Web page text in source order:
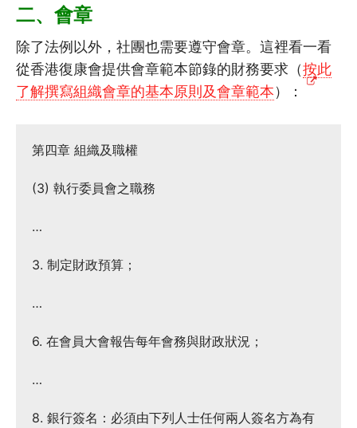
二、會章
除了法例以外，社團也需要遵守會章。這裡看一看
從香港復康會提供會章範本節錄的財務要求（按此
了解撰寫組織會章的基本原則及會章範本）：
第四章 組織及職權
(3) 執行委員會之職務
…
3. 制定財政預算；
…
6. 在會員大會報告每年會務與財政狀況；
…
8. 銀行簽名：必須由下列人士任何兩人簽名方為有